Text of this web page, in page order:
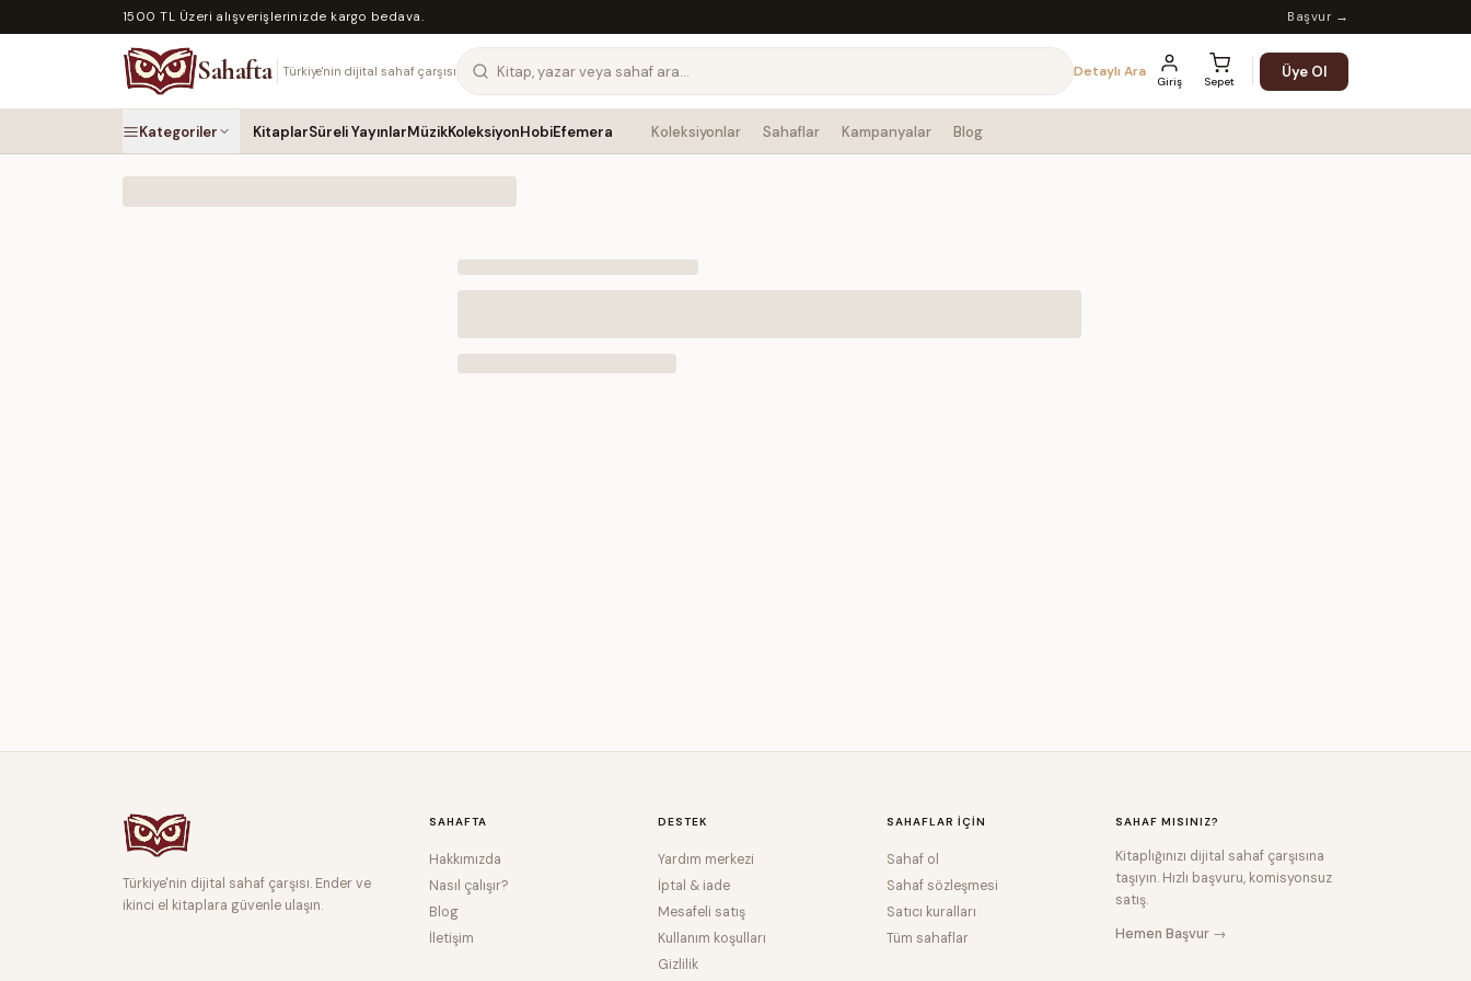
1500 TL Üzeri alışverişlerinizde kargo bedava. Başvur →
Sahafta Türkiye'nin dijital sahaf çarşısı Detaylı Ara
Giriş Sepet
Üye Ol
Kategoriler KitaplarSüreli YayınlarMüzikKoleksiyonHobiEfemera Koleksiyonlar Sahaflar Kampanyalar Blog
Türkiye'nin dijital sahaf çarşısı. Ender ve
ikinci el kitaplara güvenle ulaşın.
SAHAFTA
Hakkımızda
Nasıl çalışır?
Blog
İletişim
DESTEK
Yardım merkezi
İptal & iade
Mesafeli satış
Kullanım koşulları
Gizlilik
SAHAFLAR IÇIN
Sahaf ol
Sahaf sözleşmesi
Satıcı kuralları
Tüm sahaflar
SAHAF MISINIZ?
Kitaplığınızı dijital sahaf çarşısına
taşıyın. Hızlı başvuru, komisyonsuz
satış.
Hemen Başvur →